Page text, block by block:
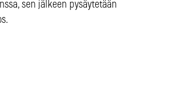
sen jälkeen pysäytetään